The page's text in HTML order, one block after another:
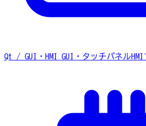
Qt / GUI・HMI GUI・タッチパネル